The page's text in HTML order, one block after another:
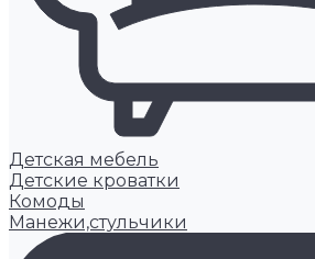
Детская мебель
Детские кроватки
Комоды
Манежи,стульчики